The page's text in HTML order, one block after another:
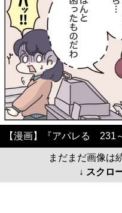
【漫画】『アパレる 231
まだまだ画像は
↓ スクロ